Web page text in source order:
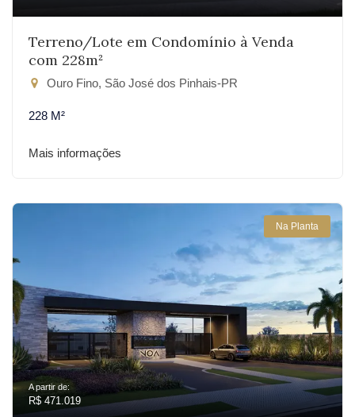
Terreno/Lote em Condomínio à Venda
com 228m²
Ouro Fino, São José dos Pinhais-PR
228 M²
Mais informações
Na Planta
A partir de:
R$ 471.019